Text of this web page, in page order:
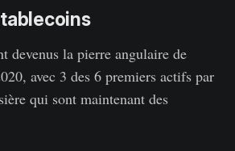
devenus la pierre angulaire de
avec 3 des 6 premiers actifs par
qui sont maintenant des